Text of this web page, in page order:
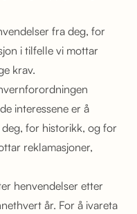
fra deg, for
i tilfelle vi mottar
krav.
interessene er å
for historikk, og for
reklamasjoner,
henvendelser etter
år. For å ivareta